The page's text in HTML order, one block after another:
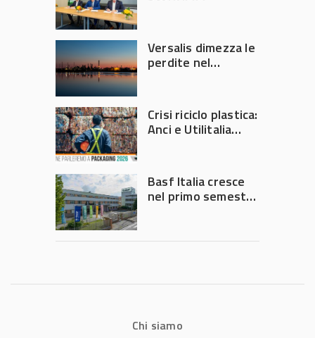
Versalis dimezza le
perdite nel
Crisi riciclo plastica:
Anci e Utilitalia
Governo
Basf Italia cresce
nel primo semestre
Chi siamo